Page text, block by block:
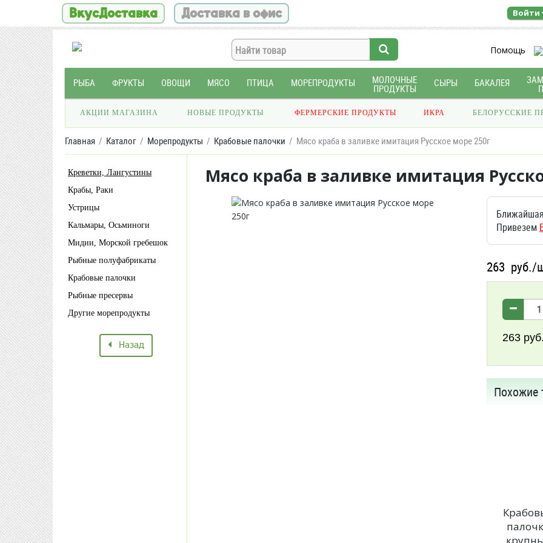
ВкусДоставка Доставка в офис Войти
Помощь
РЫБА ФРУКТЫ ОВОЩИ МЯСО ПТИЦА МОРЕПРОДУКТЫ МОЛОЧНЫЕ
ПРОДУКТЫ
СЫРЫ БАКАЛЕЯ
АКЦИИ МАГАЗИНА НОВЫЕ ПРОДУКТЫ ФЕРМЕРСКИЕ ПРОДУКТЫ ИКРА БЕЛОРУССКИЕ
Главная Каталог Морепродукты Крабовые палочки Мясо краба в заливке имитация Русское море 250г
Креветки, Лангустины
Крабы, Раки
Устрицы
Кальмары, Осьминоги
Мидии, Морской гребешок
Рыбные полуфабрикаты
Крабовые палочки
Рыбные пресервы
Другие морепродукты
Назад
Мясо краба в заливке имитация
Привезем
263 руб./
263 руб.
Похожие